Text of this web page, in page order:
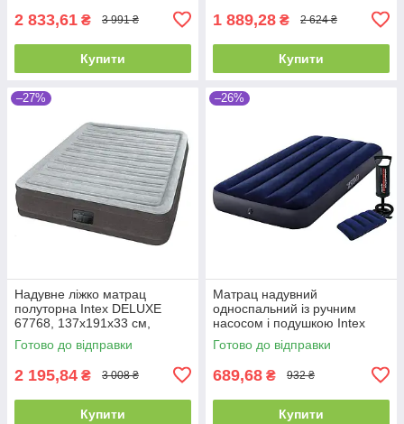
2 833,61 ₴ 3 991 ₴
Купити
1 889,28 ₴ 2 624 ₴
Купити
–27%
Надувне ліжко матрац
полуторна Intex DELUXE
67768, 137х191х33 см,
велюровий, з вбудованим
насосом 220V
Готово до відправки
2 195,84 ₴ 3 008 ₴
Купити
–26%
Матрац надувний
односпальний із ручним
насосом і подушкою Intex
64756, одномісний,
велюровий, 76х191х25см
Готово до відправки
689,68 ₴ 932 ₴
Купити